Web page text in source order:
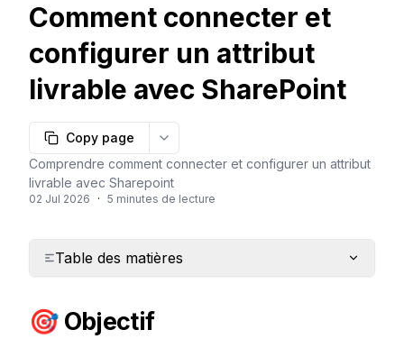
Comment connecter et
configurer un attribut
livrable avec SharePoint
Copy page
More options
Comprendre comment connecter et configurer un attribut
livrable avec Sharepoint
02 Jul 2026 · 5 minutes de lecture
Table des matières
🎯 Objectif